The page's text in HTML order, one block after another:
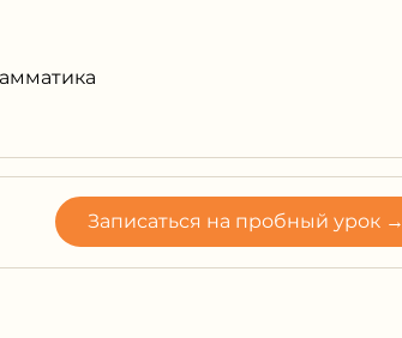
Записаться на пробный урок →